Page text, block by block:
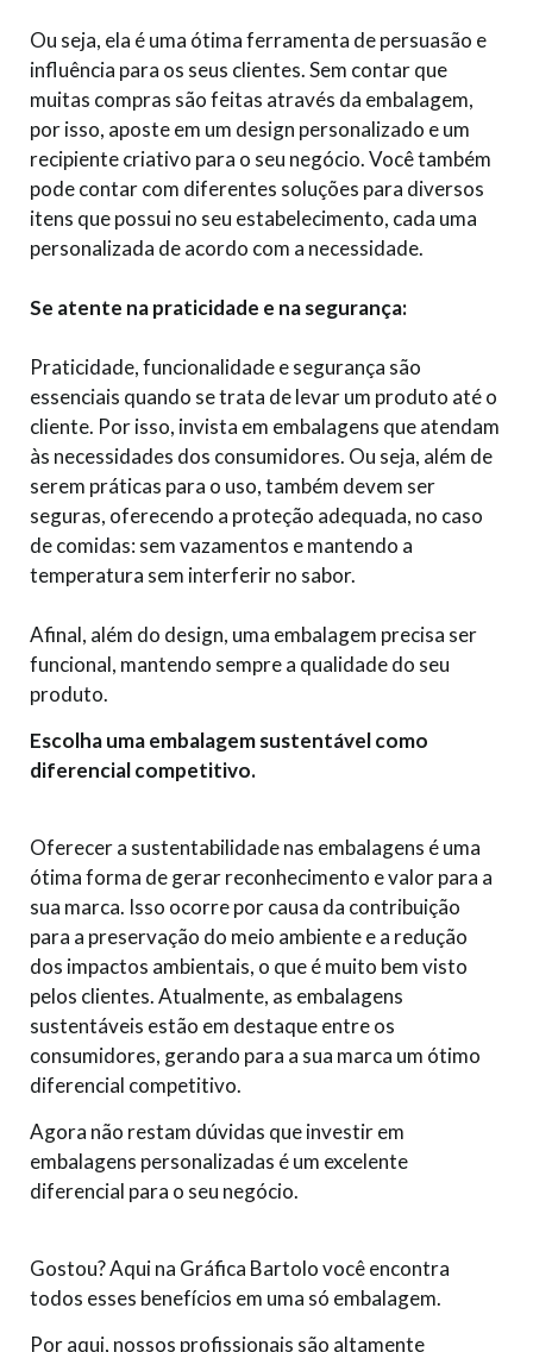
Ou seja, ela é uma ótima ferramenta de persuasão e
influência para os seus clientes. Sem contar que
muitas compras são feitas através da embalagem,
por isso, aposte em um design personalizado e um
recipiente criativo para o seu negócio. Você também
pode contar com diferentes soluções para diversos
itens que possui no seu estabelecimento, cada uma
personalizada de acordo com a necessidade.
Se atente na praticidade e na segurança:
Praticidade, funcionalidade e segurança são
essenciais quando se trata de levar um produto até o
cliente. Por isso, invista em embalagens que atendam
às necessidades dos consumidores. Ou seja, além de
serem práticas para o uso, também devem ser
seguras, oferecendo a proteção adequada, no caso
de comidas: sem vazamentos e mantendo a
temperatura sem interferir no sabor.
Afinal, além do design, uma embalagem precisa ser
funcional, mantendo sempre a qualidade do seu
produto.
Escolha uma embalagem sustentável como
diferencial competitivo.
Oferecer a sustentabilidade nas embalagens é uma
ótima forma de gerar reconhecimento e valor para a
sua marca. Isso ocorre por causa da contribuição
para a preservação do meio ambiente e a redução
dos impactos ambientais, o que é muito bem visto
pelos clientes. Atualmente, as embalagens
sustentáveis estão em destaque entre os
consumidores, gerando para a sua marca um ótimo
diferencial competitivo.
Agora não restam dúvidas que investir em
embalagens personalizadas é um excelente
diferencial para o seu negócio.
Gostou? Aqui na Gráfica Bartolo você encontra
todos esses benefícios em uma só embalagem.
Por aqui, nossos profissionais são altamente